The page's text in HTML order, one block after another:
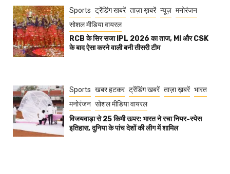
Sports ट्रेंडिंग खबरें ताज़ा ख़बरें न्यूज़ मनोरंजन
सोशल मीडिया वायरल
RCB के सिर सजा IPL 2026 का ताज, MI और CSK
के बाद ऐसा करने वाली बनी तीसरी टीम
Sports खबर हटकर ट्रेंडिंग खबरें ताज़ा ख़बरें भारत
मनोरंजन सोशल मीडिया वायरल
विजयवाड़ा से 25 किमी ऊपर: भारत ने रचा नियर-स्पेस
इतिहास, दुनिया के पांच देशों की लीग में शामिल